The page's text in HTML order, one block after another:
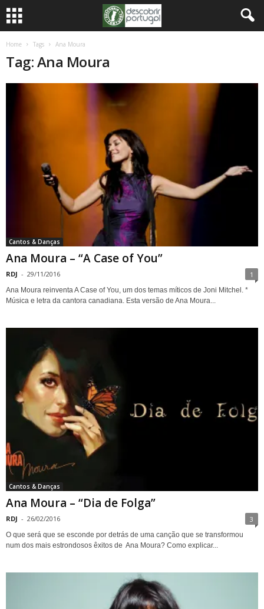
Home Tags Ana Moura
Tag: Ana Moura
Cantos & Danças
Ana Moura – “A Case of You”
RDJ - 29/11/2016 1
Ana Moura reinventa A Case of You, um dos temas míticos de Joni Mitchel. *
Música e letra da cantora canadiana. Esta versão de Ana Moura...
Cantos & Danças
Ana Moura – “Dia de Folga”
RDJ - 26/02/2016 3
O que será que se esconde por detrás de uma canção que se transformou
num dos mais estrondosos êxitos de Ana Moura? Como explicar...